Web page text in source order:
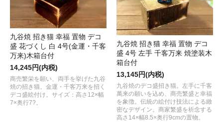
九谷焼 招き猫 幸福 置物 デコ
盛 花づくし 白 4号(金運・千客
万来)木箱台付
14,245円(内税)
商売繁栄を願い、両手を挙げた九谷
焼の招き猫。金運・千客万来を招く
デコ盛絵付け。サイズ：高さ12×幅
7×奥行7?。
九谷焼 招き猫 幸福 置物 デコ
盛 4号 左手 千客万来 焼塗装木
箱台付
13,145円(内税)
九谷焼のデコ盛招き猫。左手に千客
萬来の願いを込め、商売繁盛と幸福
を象徴。伝統の絵付け技法による緻
密なデザイン。商家繁盛を祈念する
高さ14×幅8.5×奥行9cmの置物。